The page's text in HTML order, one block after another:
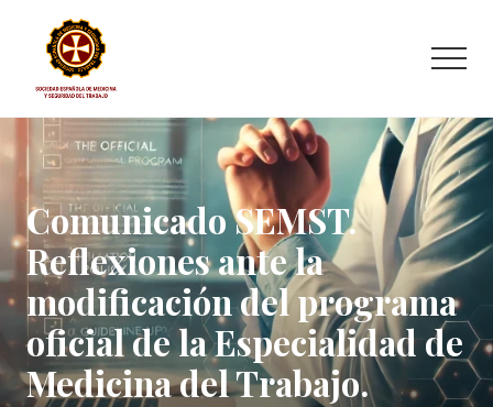
contenido
principal
lateral
principal
página
Sociedad
Española
de
Medicina
Seguridad
del
Trabajo
Comunicado SEMST.
Reflexiones ante la
modificación del programa
oficial de la Especialidad de
Medicina del Trabajo.